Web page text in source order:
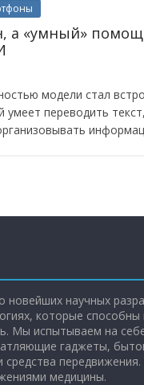
а «умный»
модели стал
умеет переводить
новейших научных
которые
Мы испытываем на
гаджеты,
средства
медицины.